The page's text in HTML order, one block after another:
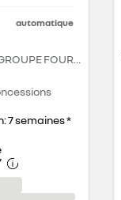
automatique
FOURRAGE
7 semaines *